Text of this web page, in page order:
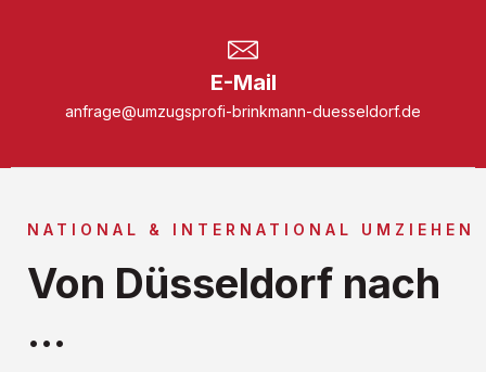
E-Mail
anfrage@umzugsprofi-brinkmann-duesseldorf.de
NATIONAL & INTERNATIONAL UMZIEHEN
Von Düsseldorf nach
...